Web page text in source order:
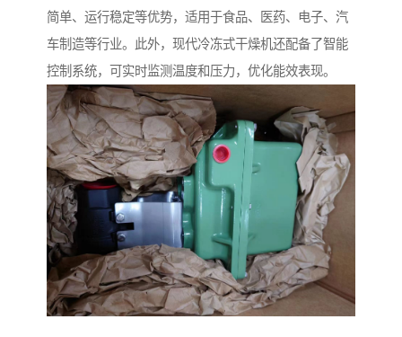
简单、运行稳定等优势，适用于食品、医药、电子、汽
车制造等行业。此外，现代冷冻式干燥机还配备了智能
控制系统，可实时监测温度和压力，优化能效表现。